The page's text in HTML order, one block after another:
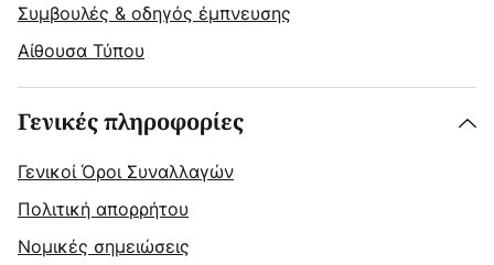
Συμβουλές & οδηγός έμπνευσης
Αίθουσα Τύπου
Γενικές πληροφορίες
Γενικοί Όροι Συναλλαγών
Πολιτική απορρήτου
Νομικές σημειώσεις